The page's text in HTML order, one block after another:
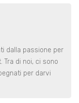
dalla passione per
Tra di noi, ci sono
per darvi